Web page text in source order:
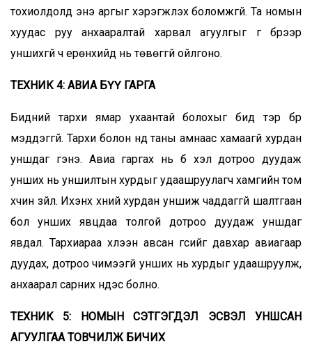
тохиолдолд энэ аргыг хэрэгжүүлэх боломжгүй. Та номын
хуудас руу анхааралтай харвал агуулгыг үг бүрээр
уншихгүй ч ерөнхийд нь төвөггүй ойлгоно.
ТЕХНИК 4: АВИА БҮҮ ГАРГА
Бидний тархи ямар ухаантай болохыг бид тэр бүр
мэддэггүй. Тархи болон нүд таны амнаас хамаагүй хурдан
уншдаг гэнэ. Авиа гаргах нь бүү хэл дотроо дуудаж
унших нь уншилтын хурдыг удаашруулагч хамгийн том
хүчин зүйл. Ихэнх хүний хурдан уншиж чаддаггүй шалтгаан
бол унших явцдаа толгой дотроо дуудаж уншдаг
явдал. Тархиараа хүлээн авсан үгсийг давхар авиагаар
дуудах, дотроо чимээгүй унших нь хурдыг удаашруулж,
анхаарал сарних үндэс болно.
ТЕХНИК 5: НОМЫН СЭТГЭГДЭЛ ЭСВЭЛ УНШСАН
АГУУЛГАА ТОВЧИЛЖ БИЧИХ